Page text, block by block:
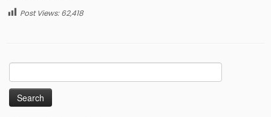
Post Views: 62,418
Search
for: